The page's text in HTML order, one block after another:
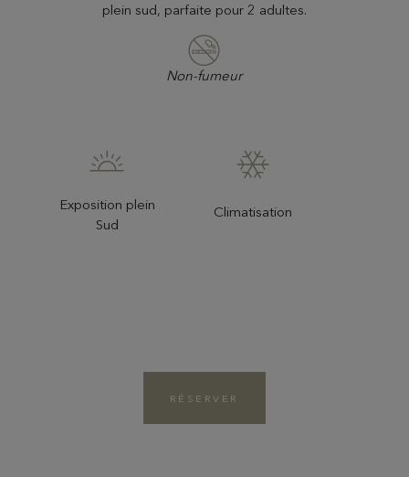
plein sud, parfaite pour 2 adultes.
Non-fumeur
Exposition plein
Sud
Climatisation
RÉSERVER